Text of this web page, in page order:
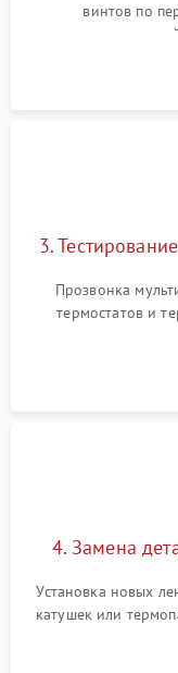
винтов по
сенсорного блока
3.
Прозвонка
термостатов и
модуля, реле,
индукции).
4. Замена
Установка новых
катушек или
дорожек.